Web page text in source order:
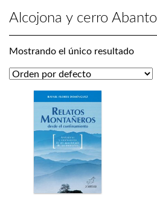
Alcojona y cerro Abanto
Mostrando el único resultado